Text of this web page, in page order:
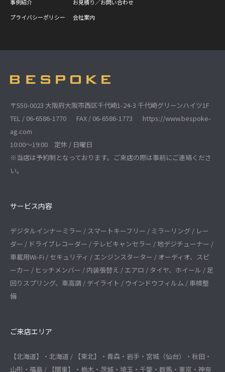
事例紹介
お見積り／お問い合わせ
プライバシーポリシー
会社案内
〒550-0023 大阪府大阪市西区千代崎1-24-3 千代崎グリーンハイツ1F
TEL / 06-6586-1770
FAX / 06-6586-1773
https://www.bespoke-
ag.com
10:00～19:00 定休 / 日曜日
※当店は予約制となっております。ご来店の際は事前にご連絡くださ
い。
サービス内容
デジタルインナーミラー / スマートキーフリー / ミラーリング / レー
ダー / ドライブレコーダー / テレビキャンセラー / 地デジチューナー /
車載用Wi-Fi / セキュリティ / エンジンスターター / オーディオ、スピ
ーカー / ヒッチメンバー / 内装張替え / エアロ / タイヤ、ホイール / 足
回りスプリング、車高調 / デイライト / ウインドウフィルム / 車検整
備
ご来店エリア
【北海道】・北海道 / 【東北】・青森・岩手・宮城（仙台）・秋田・
山形・福島 / 【関東】・栃木・茨城・埼玉・千葉・群馬・東京・神奈